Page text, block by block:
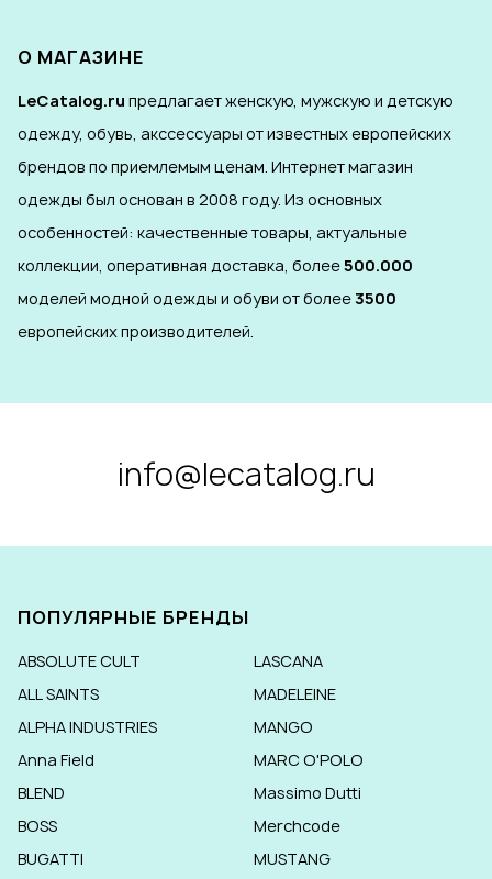
О МАГАЗИНЕ
LeCatalog.ru предлагает женскую, мужскую и детскую
одежду, обувь, акссессуары от известных европейских
брендов по приемлемым ценам. Интернет магазин
одежды был основан в 2008 году. Из основных
особенностей: качественные товары, актуальные
коллекции, оперативная доставка, более500.000
моделей модной одежды и обуви от более3500
европейских производителей.
info@lecatalog.ru
ПОПУЛЯРНЫЕ БРЕНДЫ
ABSOLUTE CULT
ALL SAINTS
ALPHA INDUSTRIES
Anna Field
BLEND
BOSS
BUGATTI
LASCANA
MADELEINE
MANGO
MARC O'POLO
Massimo Dutti
Merchcode
MUSTANG